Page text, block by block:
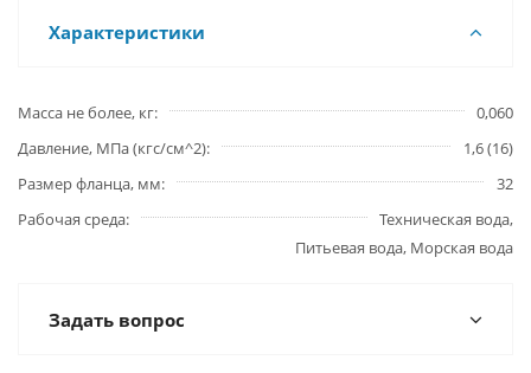
Характеристики
Масса не более, кг
0,060
Давление, МПа (кгс/см^2)
1,6 (16)
Размер фланца, мм
32
Рабочая среда
Техническая вода,
Питьевая вода, Морская вода
Задать вопрос